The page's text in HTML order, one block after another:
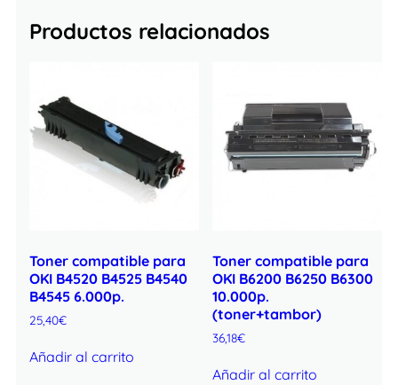
Productos relacionados
Toner compatible para
OKI B4520 B4525 B4540
B4545 6.000p.
25,40€
Añadir al carrito
Toner compatible para
OKI B6200 B6250 B6300
10.000p.
(toner+tambor)
36,18€
Añadir al carrito